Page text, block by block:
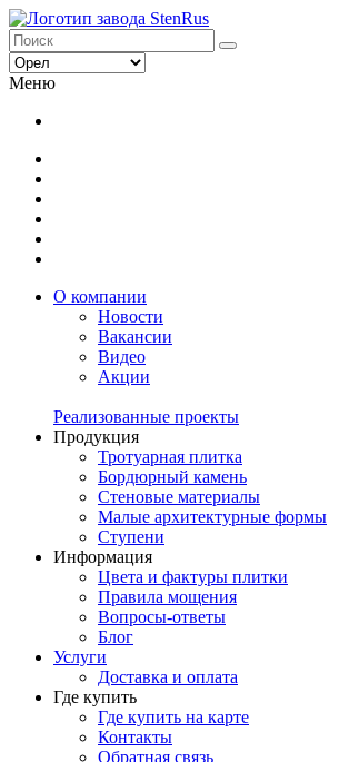
Меню
О компании
Новости
Вакансии
Видео
Акции
Реализованные проекты
Продукция
Тротуарная плитка
Бордюрный камень
Стеновые материалы
Малые архитектурные формы
Ступени
Информация
Цвета и фактуры плитки
Правила мощения
Вопросы-ответы
Блог
Услуги
Доставка и оплата
Где купить
Где купить на карте
Контакты
Обратная связь